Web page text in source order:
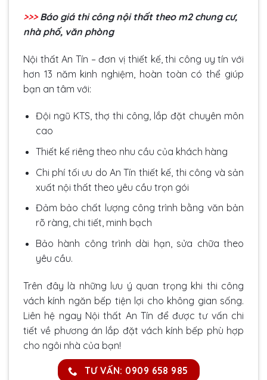
>>>Báo giá thi công nội thất theo m2 chung cư,
nhà phố, văn phòng
Nội thất An Tín – đơn vị thiết kế, thi công uy tín với
hơn 13 năm kinh nghiệm, hoàn toàn có thể giúp
bạn an tâm với:
Đội ngũ KTS, thợ thi công, lắp đặt chuyên môn
cao
Thiết kế riêng theo nhu cầu của khách hàng
Chi phí tối ưu do An Tín thiết kế, thi công và sản
xuất nội thất theo yêu cầu trọn gói
Đảm bảo chất lượng công trình bằng văn bản
rõ ràng, chi tiết, minh bạch
Bảo hành công trình dài hạn, sửa chữa theo
yêu cầu.
Trên đây là những lưu ý quan trọng khi thi công
vách kính ngăn bếp tiện lợi cho không gian sống.
Liên hệ ngay Nội thất An Tín để được tư vấn chi
tiết về phương án lắp đặt vách kính bếp phù hợp
cho ngôi nhà của bạn!
TƯ VẤN: 0909 658 985